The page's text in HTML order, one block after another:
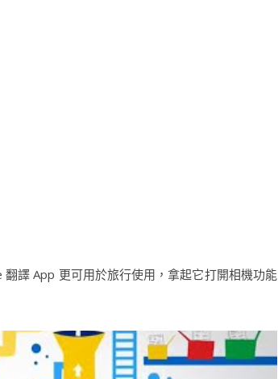
譯 App 更可用於旅行使用，拿起它打開相機功能